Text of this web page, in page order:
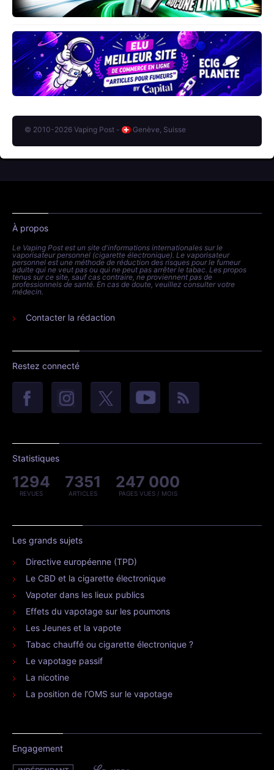
© 2010-2026 Vaping Post - Genève, Suisse
À propos
Le Vaping Post est un site d'informations internationales sur le
vaporisateur personnel (cigarette électronique). Le vaporisateur
personnel est une méthode de réduction des risques pour le fumeur
adulte qui ne veut pas ou qui ne peut pas arrêter le tabac. Les propos
tenus sur ce site, sauf cas contraire, ne proviennent pas de
professionnels de santé. En cas de doute, veuillez consulter votre
médecin.
Contacter la rédaction
Restez connecté
Statistiques
1294
REVUES
7351
ARTICLES
247 000
PAGES VUES / MOIS
Les grands sujets
Directive européenne (TPD)
Le CBD et la cigarette électronique
Vapoter dans les lieux publics
Effets du vapotage sur les poumons
Les Jeunes et la vapote
Tabac chauffé ou cigarette électronique ?
Le vapotage passif
La nicotine
La position de l’OMS sur le vapotage
Engagement